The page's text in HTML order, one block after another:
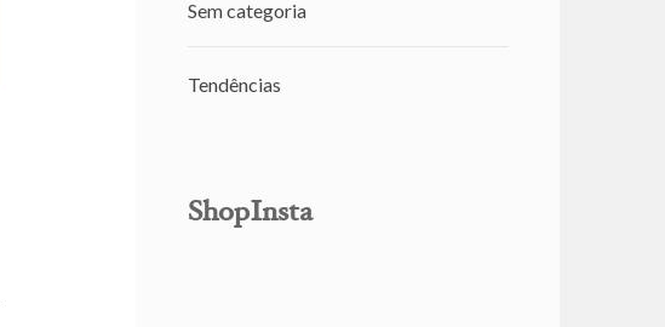
Sem categoria
Tendências
ShopInsta